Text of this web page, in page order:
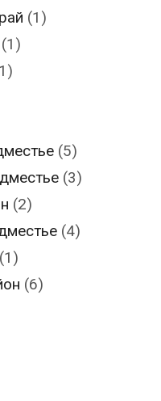
(1)
(1)
(5)
(3)
(2)
(4)
(1)
(6)